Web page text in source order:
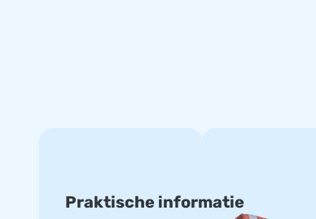
bovendien 5 jaar garantie én herstelservice.
Praktische informatie